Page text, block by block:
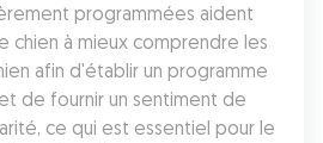
programmées aident
chien à mieux comprendre les
afin d'établir un programme
de fournir un sentiment de
ce qui est essentiel pour le